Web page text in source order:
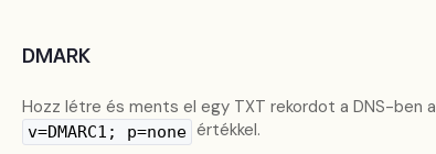
DMARK
Hozz létre és ments el egy TXT rekordot a DNS-ben a
v=DMARC1; p=none értékkel.